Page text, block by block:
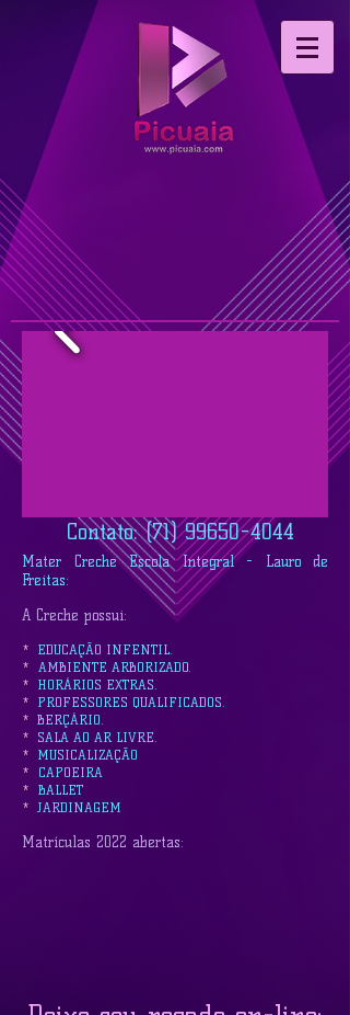
Contato:(71) 99650-4044
Mater Creche Escola Integral - Lauro de
Freitas:
A Creche possui:
* EDUCAÇÃO INFENTIL.
* AMBIENTE ARBORIZADO.
* HORÁRIOS EXTRAS.
* PROFESSORES QUALIFICADOS.
* BERÇÁRIO.
* SALA AO AR LIVRE.
* MUSICALIZAÇÃO
* CAPOEIRA
* BALLET
* JARDINAGEM
Matrículas 2022 abertas: